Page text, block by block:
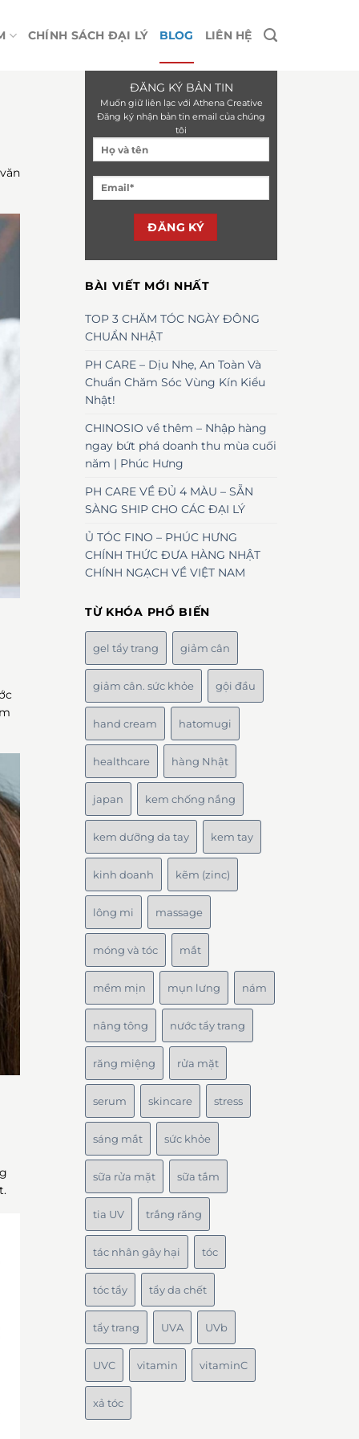
CHÍNH SÁCH ĐẠI LÝ BLOG LIÊN HỆ
ĐĂNG KÝ BẢN TIN
Muốn giữ liên lạc với Athena Creative
Đăng ký nhận bản tin email của chúng
tôi
BÀI VIẾT MỚI NHẤT
TOP 3 CHĂM TÓC NGÀY ĐÔNG
CHUẨN NHẬT
PH CARE – Dịu Nhẹ, An Toàn Và
Chuẩn Chăm Sóc Vùng Kín Kiểu
Nhật!
CHINOSIO về thêm – Nhập hàng
ngay bứt phá doanh thu mùa cuối
năm | Phúc Hưng
PH CARE VỀ ĐỦ 4 MÀU – SẴN
SÀNG SHIP CHO CÁC ĐẠI LÝ
Ủ TÓC FINO – PHÚC HƯNG
CHÍNH THỨC ĐƯA HÀNG NHẬT
CHÍNH NGẠCH VỀ VIỆT NAM
TỪ KHÓA PHỔ BIẾN
gel tẩy trang giảm cân
giảm cân. sức khỏe gội đầu
hand cream hatomugi
healthcare hàng Nhật
japan kem chống nắng
kem dưỡng da tay kem tay
kinh doanh kẽm (zinc)
lông mi massage
móng và tóc mắt
mềm mịn mụn lưng nám
nâng tông nước tẩy trang
răng miệng rửa mặt
serum skincare stress
sáng mắt sức khỏe
sữa rửa mặt sữa tắm
tia UV trắng răng
tác nhân gây hại tóc
tóc tẩy tẩy da chết
tẩy trang UVA UVb
UVC vitamin vitaminC
xả tóc